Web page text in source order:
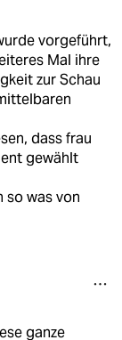
vorgeführt,
Mal ihre
zur Schau
dass frau
gewählt
so was von
ganze